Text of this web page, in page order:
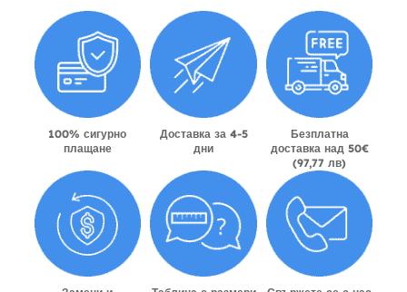
100% сигурно
плащане
Доставка за 4-5
дни
Безплатна
доставка над 50€
(97,77 лв)